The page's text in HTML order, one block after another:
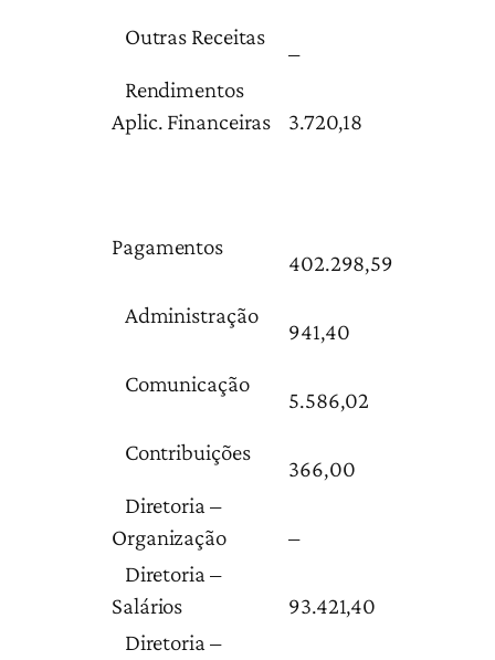
Outras Receitas
–
Rendimentos
Aplic. Financeiras
3.720,18
Pagamentos
402.298,59
Administração
941,40
Comunicação
5.586,02
Contribuições
366,00
Diretoria –
Organização
–
Diretoria –
Salários
93.421,40
Diretoria –